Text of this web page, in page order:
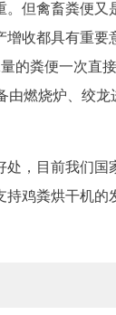
。但禽畜粪便又
增收都具有重要
的粪便一次直接
由燃烧炉、绞龙
处，目前我们国
持鸡粪烘干机的